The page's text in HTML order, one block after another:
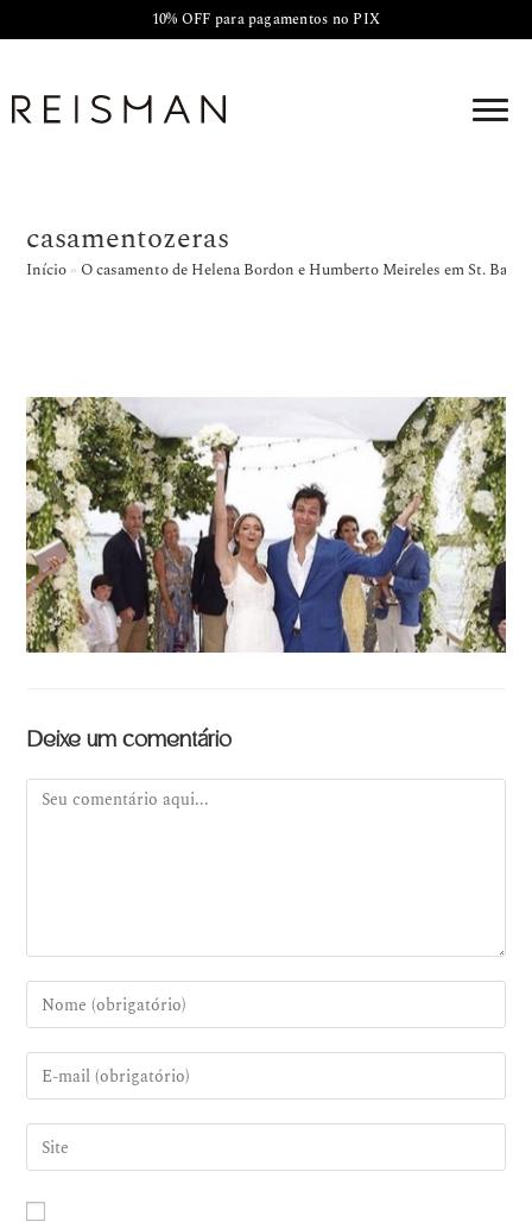
10% OFF para pagamentos no PIX
casamentozeras
Início » O casamento de Helena Bordon e Humberto Meireles em St. Barth
Deixe um comentário